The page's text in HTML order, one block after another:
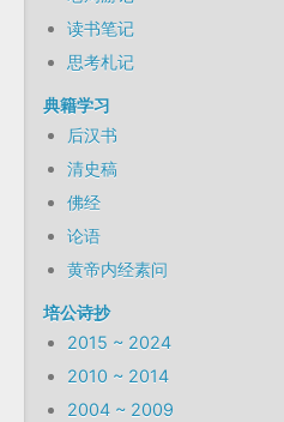
读书笔记
思考札记
典籍学习
后汉书
清史稿
佛经
论语
黄帝内经素问
培公诗抄
2015 ~ 2024
2010 ~ 2014
2004 ~ 2009